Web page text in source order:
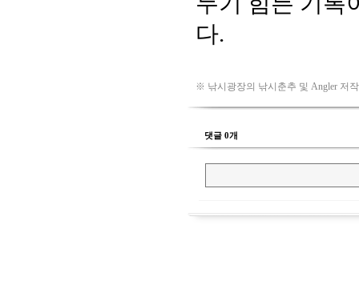
※ 낚시광장의 낚시춘추 및 Angler 저
댓글 0개